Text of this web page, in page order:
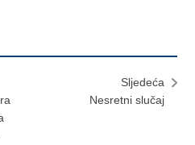
Sljedeća
Nesretni slučaj